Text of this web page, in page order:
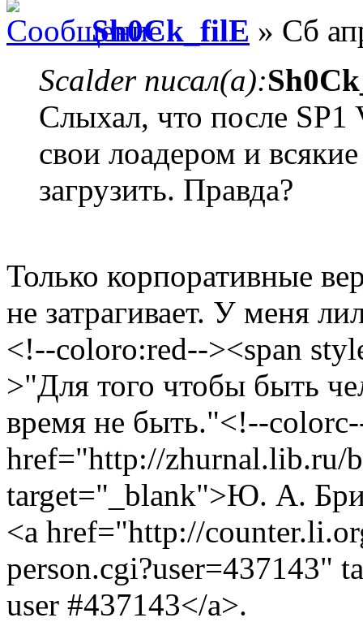
Sh0Ck_filE » Сб
Scalder писал(а):
Слыхал, что после SP1
свои лоадером и
загрузить. Правда?
Только корпоративные
не затрагивает. У меня
<!--coloro:red--><span
>"Для того чтобы быть
время не быть."<!--
href="http://zhurnal.lib.ru/
target="_blank">Ю. А.
<a href="http://
person.cgi?user=437143"
user #437143</a>.